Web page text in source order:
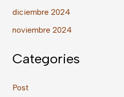
diciembre 2024
noviembre 2024
Categories
Post